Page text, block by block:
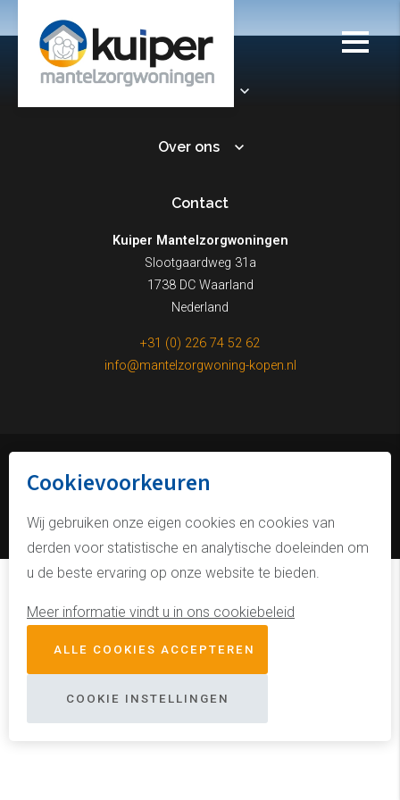
Algemeen
Over ons
Contact
Kuiper Mantelzorgwoningen
Slootgaardweg 31a
1738 DC Waarland
Nederland
+31 (0) 226 74 52 62
info@mantelzorgwoning-kopen.nl
© Kuiper Mantelzorgwoningen
website door Webstart
Cookievoorkeuren
Wij gebruiken onze eigen cookies en cookies van
derden voor statistische en analytische doeleinden om
u de beste ervaring op onze website te bieden.
Meer informatie vindt u in ons cookiebeleid
ALLE COOKIES ACCEPTEREN
COOKIE INSTELLINGEN